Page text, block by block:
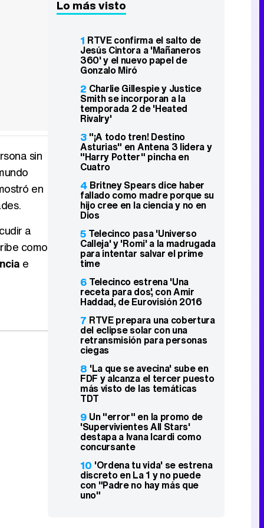
sin
en
a
como
e
Lo más visto
1 RTVE confirma el salto de
Jesús Cintora a 'Mañaneros
360' y el nuevo papel de
Gonzalo Miró
2 Charlie Gillespie y Justice
Smith se incorporan a la
temporada 2 de 'Heated
Rivalry'
3 "¡A todo tren! Destino
Asturias" en Antena 3 lidera y
"Harry Potter" pincha en
Cuatro
4 Britney Spears dice haber
fallado como madre porque su
hijo cree en la ciencia y no en
Dios
5 Telecinco pasa 'Universo
Calleja' y 'Romi' a la madrugada
para intentar salvar el prime
time
6 Telecinco estrena 'Una
receta para dos', con Amir
Haddad, de Eurovisión 2016
7 RTVE prepara una cobertura
del eclipse solar con una
retransmisión para personas
ciegas
8 'La que se avecina' sube en
FDF y alcanza el tercer puesto
más visto de las temáticas
TDT
9 Un "error" en la promo de
'Supervivientes All Stars'
destapa a Ivana Icardi como
concursante
10 'Ordena tu vida' se estrena
discreto en La 1 y no puede
con "Padre no hay más que
uno"